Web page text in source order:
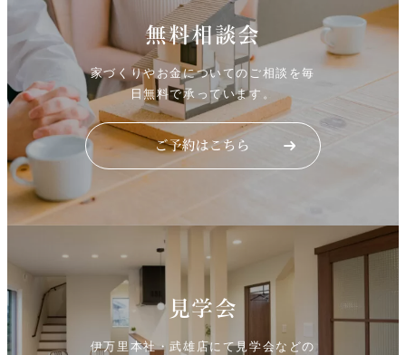
無料相談会
家づくりやお金についてのご相談を毎
日無料で承っています。
見学会
伊万里本社・武雄店にて見学会などの